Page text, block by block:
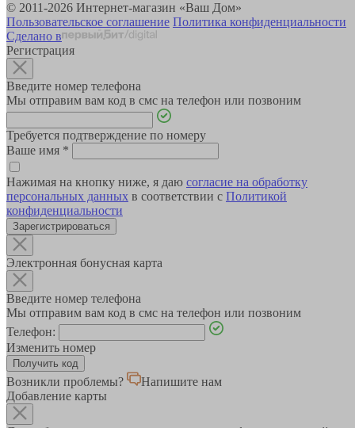
© 2011-2026 Интернет-магазин «Ваш Дом»
Пользовательское соглашение Политика конфиденциальности
Сделано в
Регистрация
Введите номер телефона
Мы отправим вам код в смс на телефон или позвоним
Требуется подтверждение по номеру
Ваше имя *
Нажимая на кнопку ниже, я даю согласие на обработку
персональных данных в соответствии с Политикой
конфиденциальности
Зарегистрироваться
Электронная бонусная карта
Введите номер телефона
Мы отправим вам код в смс на телефон или позвоним
Телефон:
Изменить номер
Возникли проблемы?
Напишите нам
Добавление карты